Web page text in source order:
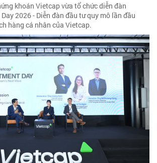
khoán Vietcap vừa tổ chức diễn đàn
2026 - Diễn đàn đầu tư quy mô lần đầu
hàng cá nhân của Vietcap.